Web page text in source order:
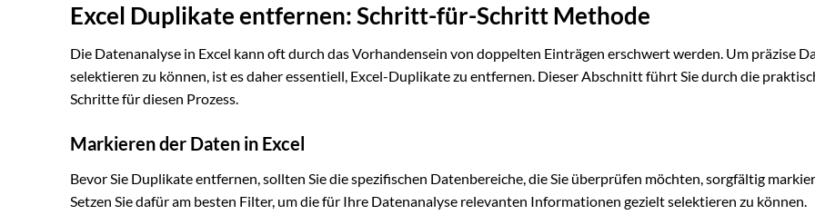
Excel Duplikate entfernen: Schritt-für-Schritt Methode
Die Datenanalyse in Excel kann oft durch das Vorhandensein von doppelten Einträgen erschwert werden. Um präzise
selektieren zu können, ist es daher essentiell, Excel-Duplikate zu entfernen. Dieser Abschnitt führt Sie durch die
Schritte für diesen Prozess.
Markieren der Daten in Excel
Bevor Sie Duplikate entfernen, sollten Sie die spezifischen Datenbereiche, die Sie überprüfen möchten, sorgfältig
Setzen Sie dafür am besten Filter, um die für Ihre Datenanalyse relevanten Informationen gezielt selektieren zu können.